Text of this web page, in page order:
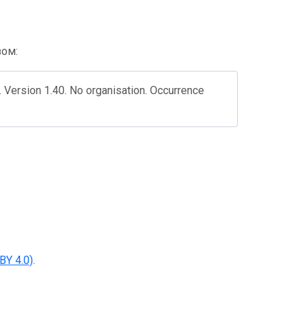
1.40. No organisation. Occurrence
4.0).